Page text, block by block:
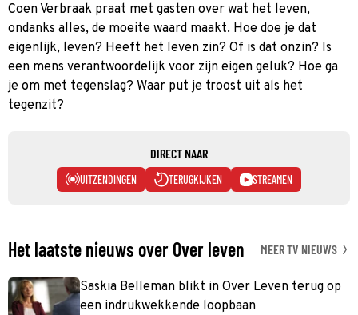
Coen Verbraak praat met gasten over wat het leven,
ondanks alles, de moeite waard maakt. Hoe doe je dat
eigenlijk, leven? Heeft het leven zin? Of is dat onzin? Is
een mens verantwoordelijk voor zijn eigen geluk? Hoe ga
je om met tegenslag? Waar put je troost uit als het
tegenzit?
DIRECT NAAR
UITZENDINGEN TERUGKIJKEN STREAMEN
Het laatste nieuws over Over leven MEER TV NIEUWS
Saskia Belleman blikt in Over Leven terug op
een indrukwekkende loopbaan